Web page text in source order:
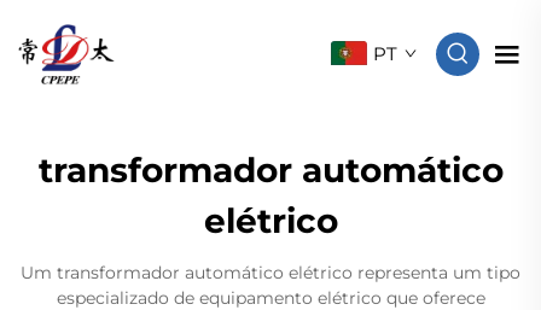
PT
transformador automático
elétrico
Um transformador automático elétrico representa um tipo
especializado de equipamento elétrico que oferece